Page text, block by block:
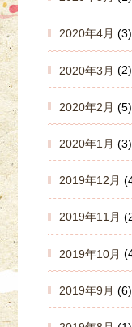
2020年4月 (3)
2020年3月 (2)
2020年2月 (5)
2020年1月 (3)
2019年12月
2019年11月
2019年10月
2019年9月 (6)